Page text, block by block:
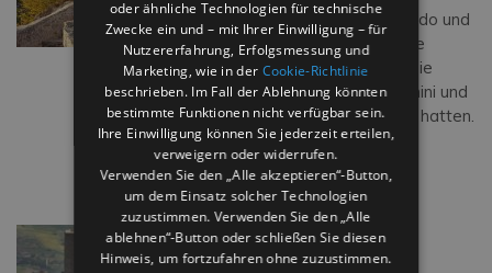
berühmte Schloss Sismondo und
der Malatesta-Tempel: die
Symbole der Malatesta, die
Herren von Rimini, die Rimini und
Umgebung groß gemacht hatten.
Im 16.Jahrhundert, […]
Weiterlesen…
MONTEFIORE
Montefiore Conca – das
oder ähnliche Technologien für technische
Zwecke ein und – mit Ihrer Einwilligung – für
Nutzererfahrung, Erfolgsmessung und
Marketing, wie in der Cookie-Richtlinie
beschrieben. Im Fall der Ablehnung könnten
bestimmte Funktionen nicht verfügbar sein.
Ihre Einwilligung können Sie jederzeit erteilen,
verweigern oder widerrufen.
Verwenden Sie den „Alle akzeptieren“-Button,
um dem Einsatz solcher Technologien
zuzustimmen. Verwenden Sie den „Alle
ablehnen“-Button oder schließen Sie diesen
Hinweis, um fortzufahren ohne zuzustimmen.